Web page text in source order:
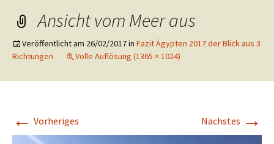
Ansicht vom Meer aus
Veröffentlicht am 26/02/2017in Fazit Ägypten 2017 der Blick aus 3
Richtungen
Volle Auflösung (1365 × 1024)
← Vorheriges Nächstes →